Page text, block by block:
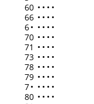
60 • • • •
66 • • • •
6• • • • •
70 • • • •
71 • • • •
73 • • • •
78 • • • •
79 • • • •
7• • • • •
80 • • • •